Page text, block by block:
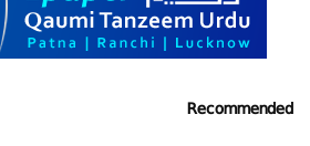
Recommended